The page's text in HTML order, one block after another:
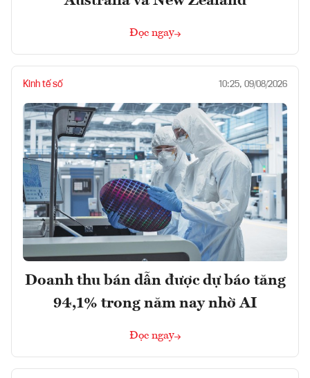
Đọc ngay
Kinh tế số 10:25, 09/08/2026
Doanh thu bán dẫn được dự báo tăng
94,1% trong năm nay nhờ AI
Đọc ngay